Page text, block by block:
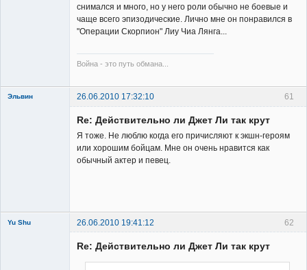
снимался и много, но у него роли обычно не боевые и
чаще всего эпизодические. Лично мне он понравился в
"Операции Скорпион" Лиу Чиа Лянга...
Война - это путь обмана...
61
Эльвин 26.06.2010 17:32:10
Re: Действительно ли Джет Ли так крут
Я тоже. Не люблю когда его причисляют к экшн-героям
или хорошим бойцам. Мне он очень нравится как
обычный актер и певец.
62
Yu Shu 26.06.2010 19:41:12
Re: Действительно ли Джет Ли так крут